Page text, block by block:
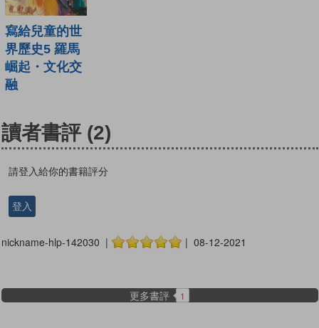
寫給兒童的世
界歷史5 羅馬
崛起・文化交
融
讀者書評 (2)
請登入給你的書籍評分
登入
nickname-hlp-142030 | | 08-12-2021
更多書評 1